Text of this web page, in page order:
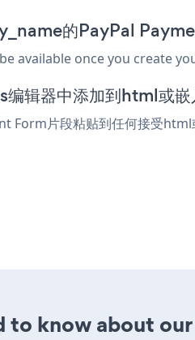
的PayPal
available once you create
辑器中添加到html或嵌
Form片段粘贴到任何接受
to know about